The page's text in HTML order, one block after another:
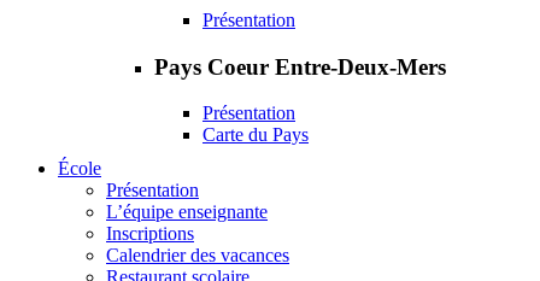
Présentation
Pays Coeur Entre-Deux-Mers
Présentation
Carte du Pays
École
Présentation
L’équipe enseignante
Inscriptions
Calendrier des vacances